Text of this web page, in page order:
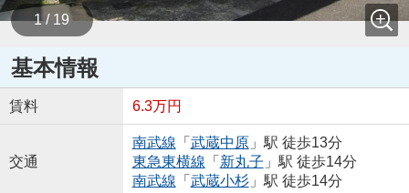
1 / 19
基本情報
賃料 6.3万円
交通
南武線 「 武蔵中原」駅 徒歩13分
東急東横線 「 新丸子 」駅 徒歩14分
南武線 「 武蔵小杉」駅 徒歩14分